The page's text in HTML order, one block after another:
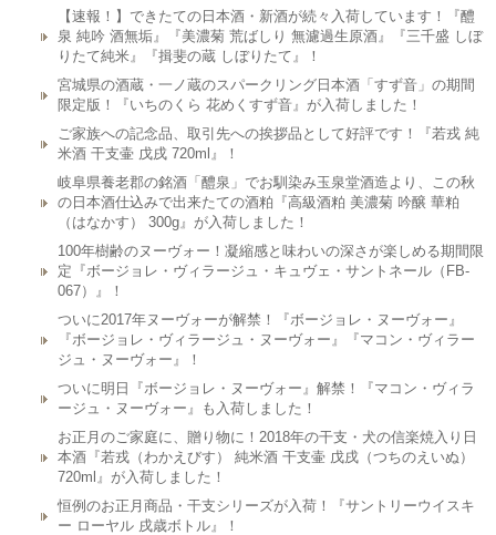
【速報！】できたての日本酒・新酒が続々入荷しています！『醴
泉 純吟 酒無垢』『美濃菊 荒ばしり 無濾過生原酒』『三千盛 しぼ
りたて純米』『揖斐の蔵 しぼりたて』！
宮城県の酒蔵・一ノ蔵のスパークリング日本酒「すず音」の期間
限定版！『いちのくら 花めくすず音』が入荷しました！
ご家族への記念品、取引先への挨拶品として好評です！『若戎 純
米酒 干支壷 戊戌 720ml』！
岐阜県養老郡の銘酒「醴泉」でお馴染み玉泉堂酒造より、この秋
の日本酒仕込みで出来たての酒粕『高級酒粕 美濃菊 吟醸 華粕
（はなかす） 300g』が入荷しました！
100年樹齢のヌーヴォー！凝縮感と味わいの深さが楽しめる期間限
定『ボージョレ・ヴィラージュ・キュヴェ・サントネール（FB-
067）』！
ついに2017年ヌーヴォーが解禁！『ボージョレ・ヌーヴォー』
『ボージョレ・ヴィラージュ・ヌーヴォー』『マコン・ヴィラー
ジュ・ヌーヴォー』！
ついに明日『ボージョレ・ヌーヴォー』解禁！『マコン・ヴィラ
ージュ・ヌーヴォー』も入荷しました！
お正月のご家庭に、贈り物に！2018年の干支・犬の信楽焼入り日
本酒『若戎（わかえびす） 純米酒 干支壷 戊戌（つちのえいぬ）
720ml』が入荷しました！
恒例のお正月商品・干支シリーズが入荷！『サントリーウイスキ
ー ローヤル 戌歳ボトル』！